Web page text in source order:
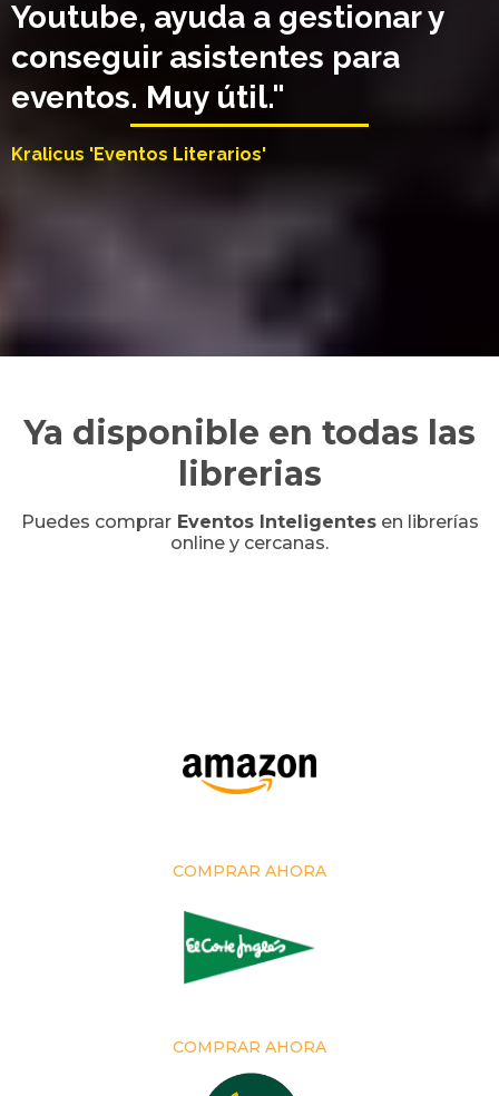
Youtube, ayuda a gestionar y
conseguir asistentes para
eventos. Muy útil."
Kralicus 'Eventos Literarios'
Ya disponible en todas las
librerias
Puedes comprarEventos Inteligentesen librerías
online y cercanas.
COMPRAR AHORA
COMPRAR AHORA